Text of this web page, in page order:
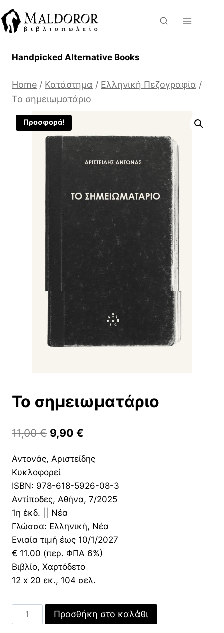
to
content
Handpicked Alternative Books
Home / Κατάστημα / Ελληνική Πεζογραφία /
Το σημειωματάριο
Προσφορά!
Το σημειωματάριο
11,00€ Original
was:
11,00 €.
9,90 €
τιμή
είναι:
9,90 €.
Αντονάς, Αριστείδης
Κυκλοφορεί
ISBN: 978-618-5926-08-3
Αντίποδες, Αθήνα, 7/2025
1η έκδ. || Νέα
Γλώσσα: Ελληνική, Νέα
Ενιαία τιμή έως 10/1/2027
€ 11.00 (περ. ΦΠΑ 6%)
Βιβλίο, Χαρτόδετο
12 x 20 εκ., 104 σελ.
σημειωματάριο
Προσθήκη στο καλάθι